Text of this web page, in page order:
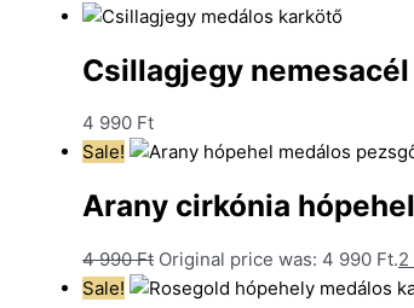
Csillagjegy
4 990 Ft
Sale!
Arany cirkónia
4 990Ft Original price was: 4 990 Ft.2
Sale!